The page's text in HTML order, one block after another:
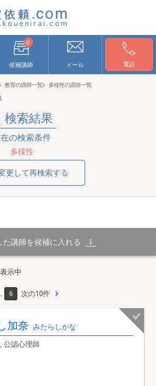
0
候補講師 メール 電話
教育の講師一覧
多様性の講師一覧
検索結果
の検索条件
多様性
更して再検索する
講師を候補に入れる
示中
6 次の10件
加奈 みたらしかな
公認心理師